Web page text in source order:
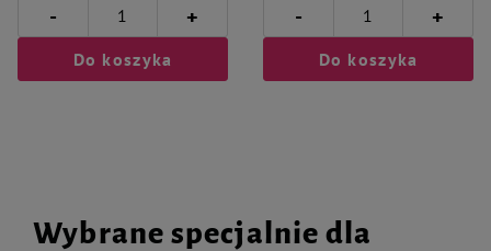
- +
Do koszyka
- +
Do koszyka
Wybrane specjalnie dla